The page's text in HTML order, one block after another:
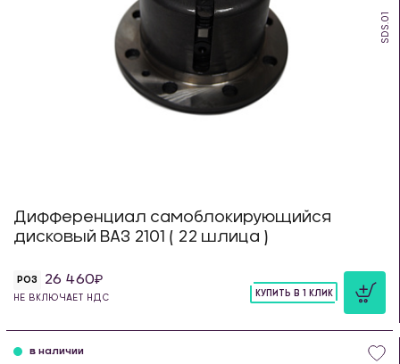
SDS.01
Дифференциал самоблокирующийся
дисковый ВАЗ 2101 ( 22 шлица )
РОЗ 26 460
НЕ ВКЛЮЧАЕТ НДС
КУПИТЬ В 1 КЛИК
в наличии